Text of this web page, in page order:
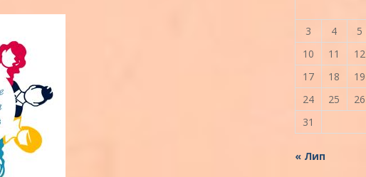
3
4 5
10
11 12
17
18 19
24
25 26
31
« Лип